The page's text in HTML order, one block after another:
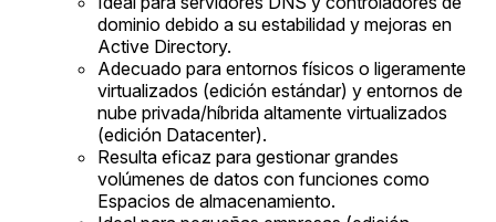
dominio debido a su estabilidad y mejoras en
Active Directory.
Adecuado para entornos físicos o ligeramente
virtualizados (edición estándar) y entornos de
nube privada/híbrida altamente virtualizados
(edición Datacenter).
Resulta eficaz para gestionar grandes
volúmenes de datos con funciones como
Espacios de almacenamiento.